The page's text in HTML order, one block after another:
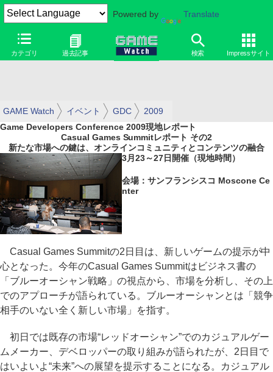
Powered by Translate
カテゴリ 過去記事 検索 Impressサイト
GAME Watch イベント GDC
2009
Game Developers Conference 2009現地レポート
Casual Games Summitレポート その2
新たな市場への鍵は、オンラインコミュニティとコンテンツの融合
3月23～27日開催（現地時間）
会場：サンフランシスコ Moscone Ce
nter
Casual Games Summitの2日目は、新しいゲームの提示が中
心となった。今年のCasual Games Summitはビジネス書の
「ブルーオーシャン戦略」の視点から、市場を分析し、その上
でのアプローチが語られている。ブルーオーシャンとは「競争
相手のいない全く新しい市場」を指す。
初日では既存の市場“レッドオーシャン”でのカジュアルゲー
ムメーカー、デベロッパーの取り組みが語られたが、2日目で
はいよいよ“未来”への展望を提示することになる。カジュアル